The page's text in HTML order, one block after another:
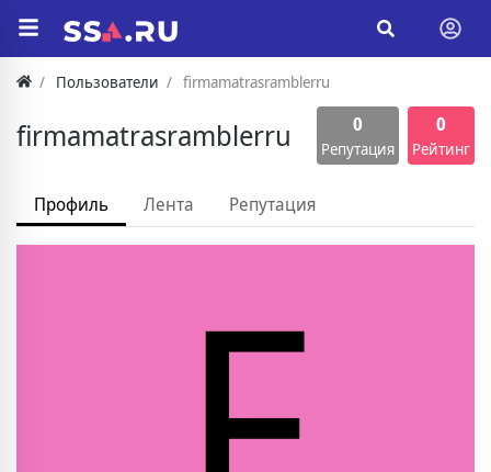
Пользователи firmamatrasramblerru
firmamatrasramblerru 0
Репутация
0
Рейтинг
Профиль Лента Репутация